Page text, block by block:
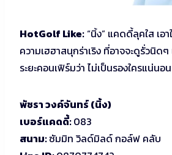
HotGolf Like:“นิ้ง” แคดดี้ลุคใส เอ
ความเฮฮาสนุกร่าเริง ที่อาจจะดูรั่วนิด
ระยะคอนเฟิร์มว่า ไม่เป็นรองใครแน่นอน
พัชรา วงค์จันทร์ (นิ้ง)
เบอร์แคดดี้:083
สนาม:ซัมมิท วิลด์มิลด์ กอล์ฟ คลับ